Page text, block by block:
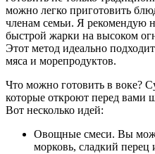
можно легко приготовить
членам семьи. Я рекомендую
быстрой жарки на высоком
Этот метод идеально
мяса и морепродуктов.
Что можно готовить в воке?
которые откроют перед вами
Вот несколько идей:
Овощные смеси. Вы
морковь, сладкий перец